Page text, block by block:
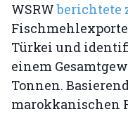
WSRWberichtete
Türkei und
einem
Tonnen.
marokkanischen